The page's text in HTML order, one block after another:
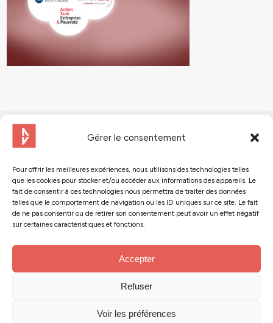
Gérer le consentement
Pour offrir les meilleures expériences, nous utilisons des technologies telles
que les cookies pour stocker et/ou accéder aux informations des appareils. Le
fait de consentir à ces technologies nous permettra de traiter des données
telles que le comportement de navigation ou les ID uniques sur ce site. Le fait
de ne pas consentir ou de retirer son consentement peut avoir un effet négatif
sur certaines caractéristiques et fonctions.
Accepter
Refuser
Voir les préférences
Contactez-nous
Suivez-nous :
© 2024 - Action Tank
Mentions légales